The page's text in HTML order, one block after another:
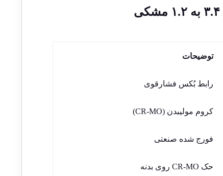
توضیحات
رابط بُکس فشارقوی
کروم مولیبدن (CR-MO)
فورج شده صنعتی
حک CR-MO روی بدنه